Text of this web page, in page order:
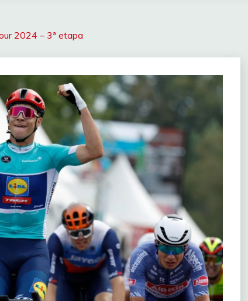
2024 – 3ª etapa